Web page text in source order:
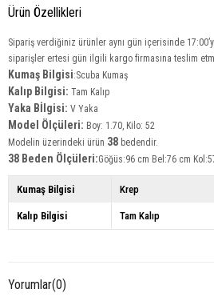
Ürün Özellikleri
Sipariş verdiğiniz ürünler aynı gün içerisinde
siparişler ertesi gün ilgili kargo firmasına teslim
Kumaş Bilgisi:Scuba Kumaş
Kalıp Bilgisi: Tam Kalıp
Yaka Bİlgisi: V Yaka
Model Ölçüleri: Boy: 1.70, Kilo: 52
Modelin üzerindeki ürün 38 bedendir.
38 Beden Ölçüleri:Göğüs:96 cm Bel:76 cm
Kumaş Bilgisi Krep
Kalıp Bilgisi Tam Kalıp
Yorumlar(0)